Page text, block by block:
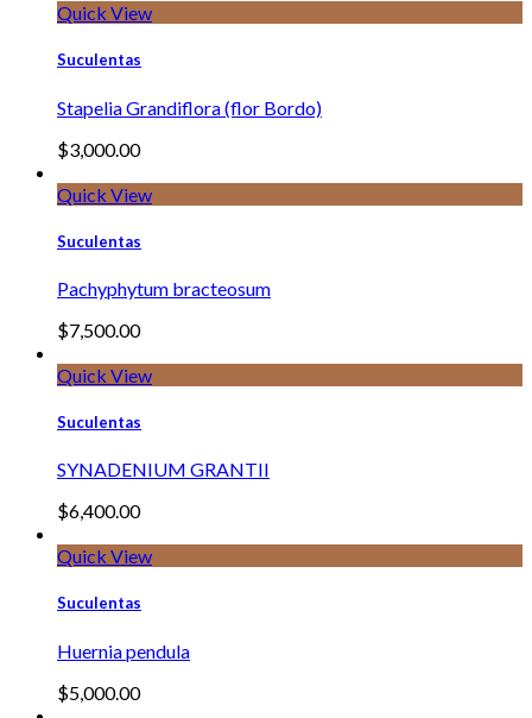
Quick View
Suculentas
Stapelia Grandiflora (flor Bordo)
$3,000.00
Quick View
Suculentas
Pachyphytum bracteosum
$7,500.00
Quick View
Suculentas
SYNADENIUM GRANTII
$6,400.00
Quick View
Suculentas
Huernia pendula
$5,000.00